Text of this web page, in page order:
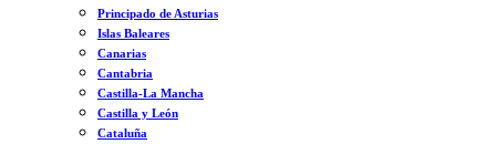
Principado de Asturias
Islas Baleares
Canarias
Cantabria
Castilla-La Mancha
Castilla y León
Cataluña